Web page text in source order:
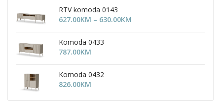
RTV komoda 0143
627.00KM – 630.00KM
Komoda 0433
787.00KM
Komoda 0432
826.00KM